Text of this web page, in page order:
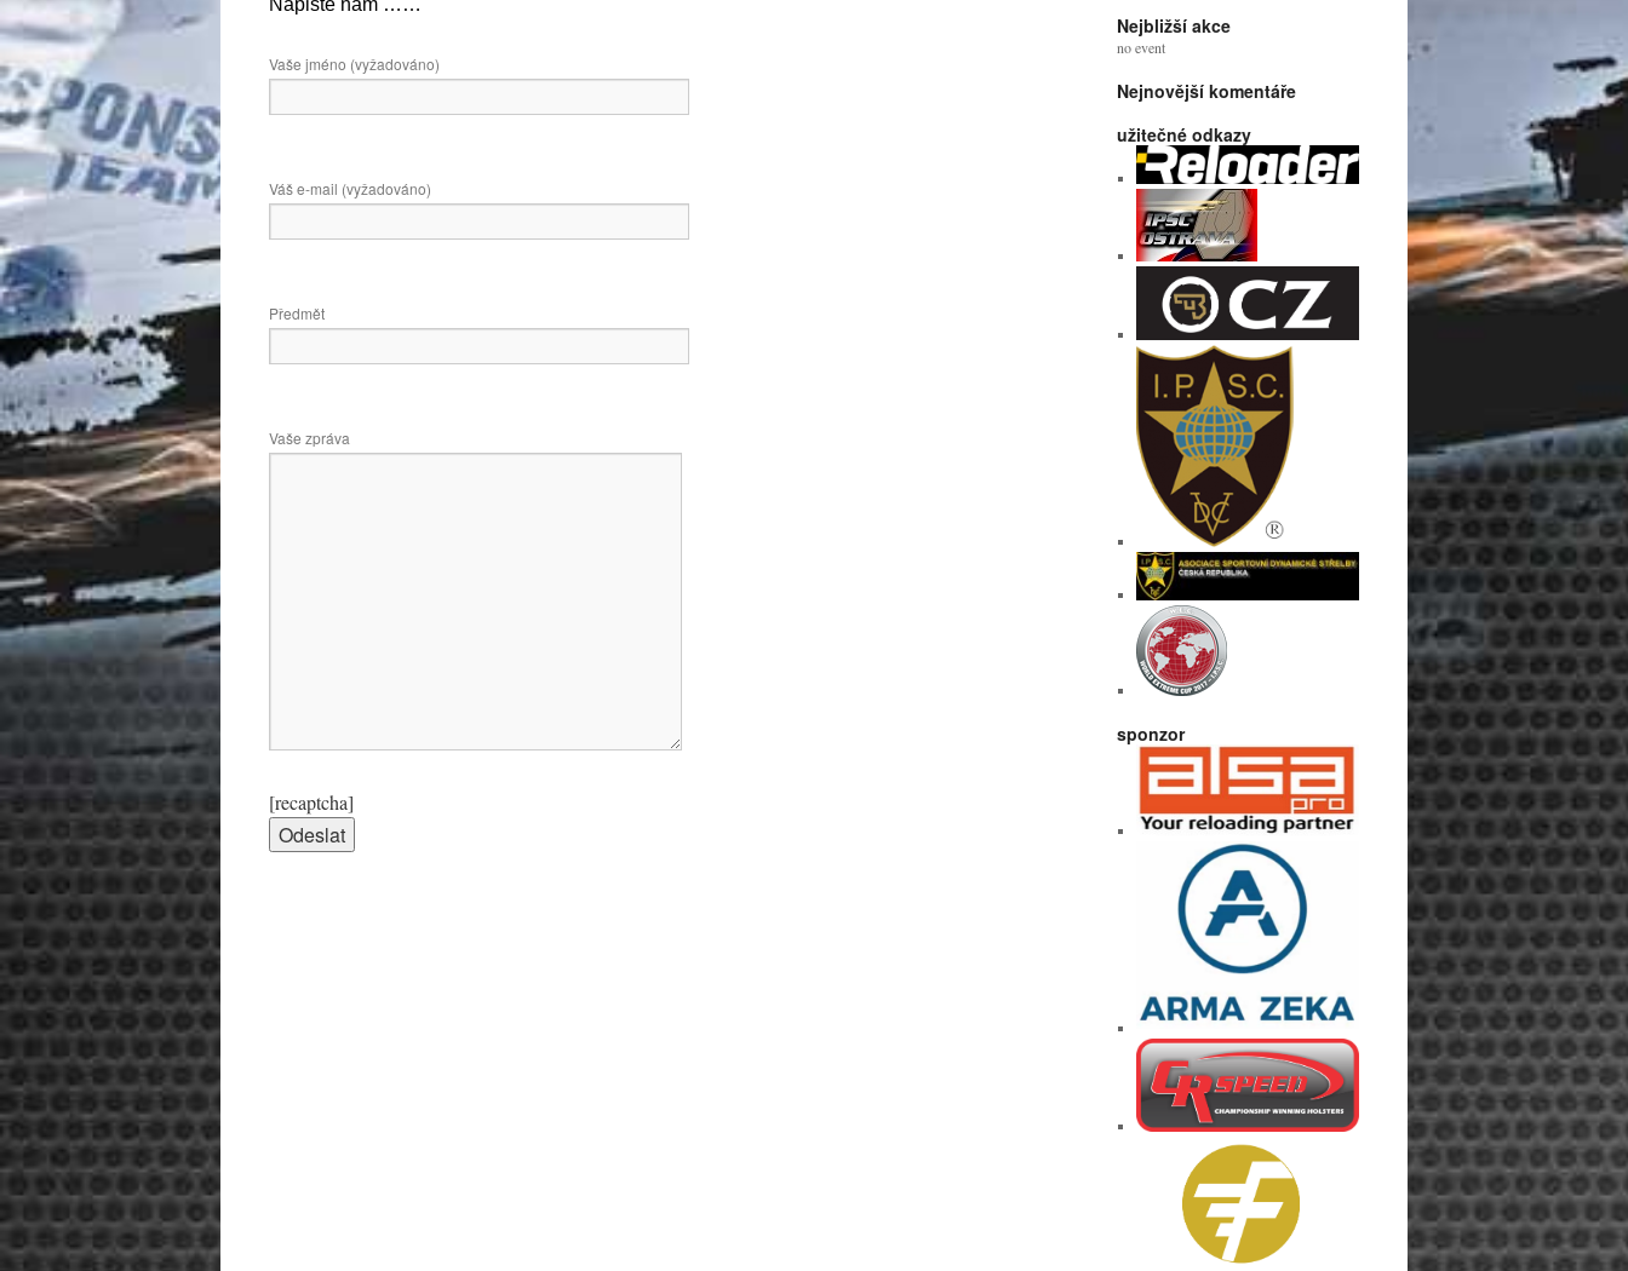
webu
Napište nám ……
Vaše jméno (vyžadováno)
Váš e-mail (vyžadováno)
Předmět
Vaše zpráva
[recaptcha]
Nejbližší akce
no event
Nejnovější komentáře
užitečné odkazy
sponzor